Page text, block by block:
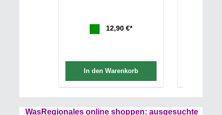
12,90 €*
In den Warenkorb
WasRegionales online shoppen: ausgesuchte